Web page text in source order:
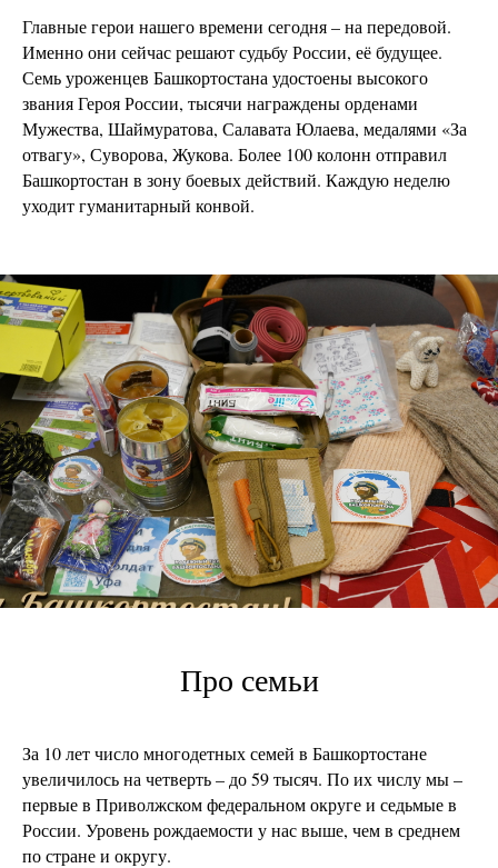
Главные герои нашего времени сегодня – на передовой.
Именно они сейчас решают судьбу России, её будущее.
Семь уроженцев Башкортостана удостоены высокого
звания Героя России, тысячи награждены орденами
Мужества, Шаймуратова, Салавата Юлаева, медалями «За
отвагу», Суворова, Жукова. Более 100 колонн отправил
Башкортостан в зону боевых действий. Каждую неделю
уходит гуманитарный конвой.
Про семьи
За 10 лет число многодетных семей в Башкортостане
увеличилось на четверть – до 59 тысяч. По их числу мы –
первые в Приволжском федеральном округе и седьмые в
России. Уровень рождаемости у нас выше, чем в среднем
по стране и округу.